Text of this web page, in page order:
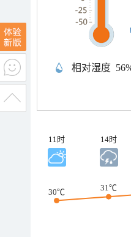
相对湿度
11时 14时
30℃ 31℃